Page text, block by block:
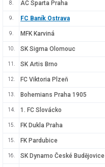
8. AC Sparta Praha
9. FC Baník Ostrava
9. MFK Karviná
10. SK Sigma Olomouc
11. SK Artis Brno
12. FC Viktoria Plzeň
13. Bohemians Praha 1905
14. 1. FC Slovácko
15. FK Dukla Praha
15. FK Pardubice
16. SK Dynamo České Budějovice